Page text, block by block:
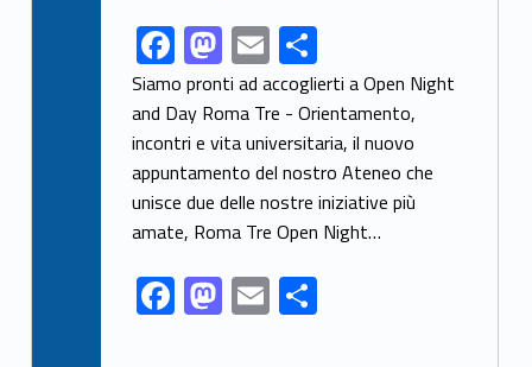
Link identifier share facebook archive #share-link-archive-43578F
ac
e
b
o
o
k
M
as
to
d
o
n
E
m
ai
l
S
h
ar
e
Siamo pronti ad accoglierti a Open Night
and Day Roma Tre - Orientamento,
incontri e vita universitaria, il nuovo
appuntamento del nostro Ateneo che
unisce due delle nostre iniziative più
amate, Roma Tre Open Night…
F
ac
M
as
E
m
S